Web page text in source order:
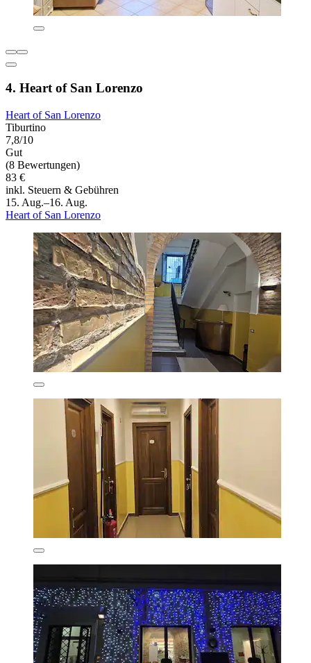
4. Heart of San Lorenzo
Heart of San Lorenzo
Tiburtino
7,8/10
Gut
(8 Bewertungen)
83 €
inkl. Steuern & Gebühren
15. Aug.–16. Aug.
Heart of San Lorenzo